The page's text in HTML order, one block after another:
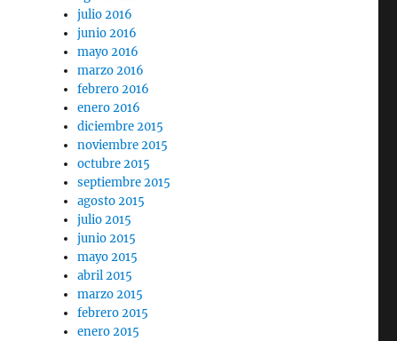
julio 2016
junio 2016
mayo 2016
marzo 2016
febrero 2016
enero 2016
diciembre 2015
noviembre 2015
octubre 2015
septiembre 2015
agosto 2015
julio 2015
junio 2015
mayo 2015
abril 2015
marzo 2015
febrero 2015
enero 2015